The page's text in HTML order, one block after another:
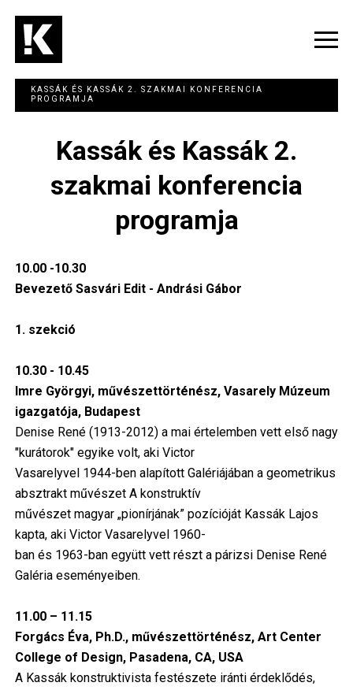
tartalomra
KASSÁK ÉS KASSÁK 2. SZAKMAI KONFERENCIA
PROGRAMJA
Kassák és Kassák 2.
szakmai konferencia
programja
10.00 -10.30
Bevezető Sasvári Edit - Andrási Gábor
1. szekció
10.30 - 10.45
Imre Györgyi, művészettörténész, Vasarely Múzeum
igazgatója, Budapest
Denise René (1913-2012) a mai értelemben vett első nagy
"kurátorok" egyike volt, aki Victor
Vasarelyvel 1944-ben alapított Galériájában a geometrikus
absztrakt művészet A konstruktív
művészet magyar „pionírjának” pozícióját Kassák Lajos
kapta, aki Victor Vasarelyvel 1960-
ban és 1963-ban együtt vett részt a párizsi Denise René
Galéria eseményeiben.
11.00 – 11.15
Forgács Éva, Ph.D., művészettörténész, Art Center
College of Design, Pasadena, CA, USA
A Kassák konstruktivista festészete iránti érdeklődés,